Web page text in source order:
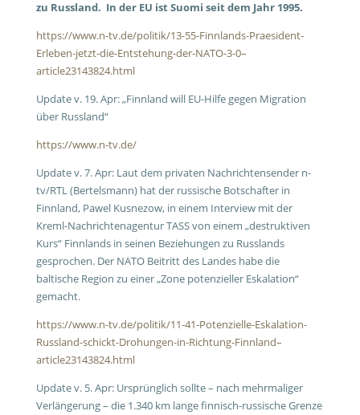
zu Russland. In der EU ist Suomi seit dem Jahr 1995.
https://www.n-tv.de/politik/13-55-Finnlands-Praesident-
Erleben-jetzt-die-Entstehung-der-NATO-3-0–
article23143824.html
Update v. 19. Apr: „Finnland will EU-Hilfe gegen Migration
über Russland“
https://www.n-tv.de/
Update v. 7. Apr: Laut dem privaten Nachrichtensender n-
tv/RTL (Bertelsmann) hat der russische Botschafter in
Finnland, Pawel Kusnezow, in einem Interview mit der
Kreml-Nachrichtenagentur TASS von einem „destruktiven
Kurs“ Finnlands in seinen Beziehungen zu Russlands
gesprochen. Der NATO Beitritt des Landes habe die
baltische Region zu einer „Zone potenzieller Eskalation“
gemacht.
https://www.n-tv.de/politik/11-41-Potenzielle-Eskalation-
Russland-schickt-Drohungen-in-Richtung-Finnland–
article23143824.html
Update v. 5. Apr: Ursprünglich sollte – nach mehrmaliger
Verlängerung – die 1.340 km lange finnisch-russische Grenze